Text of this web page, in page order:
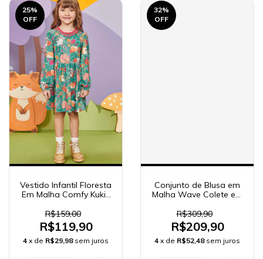
25%
OFF
Vestido Infantil Floresta
Em Malha Comfy Kukiê
R$159,00
R$119,90
4 x de R$29,98 sem juros
32%
OFF
Conjunto de Blusa em
Malha Wave Colete em
em Molecotton Kukiê
Infantil Menina 81925
R$309,90
R$209,90
4 x de R$52,48 sem juros